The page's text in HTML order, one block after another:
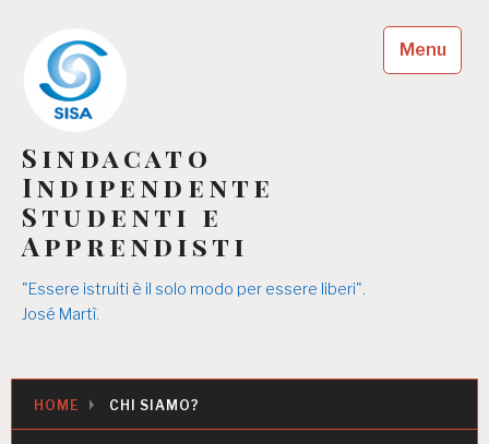
content
Sindacato
Indipendente
Studenti e
Apprendisti
"Essere istruiti è il solo modo per essere liberi".
José Martì.
Menu
HOME CHI SIAMO?